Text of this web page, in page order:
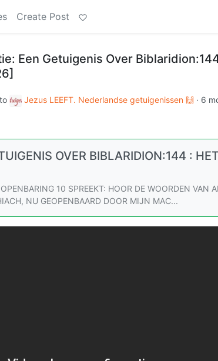
Create Post
Een Getuigenis Over
to Jezus LEEFT. Nederlandse getuigenissen 🙌 · 6
OVER BIBLARIDION:144 :
10 SPREEKT: HOOR DE WOORDEN VAN
NU GEOPENBAARD DOOR MIJN MAC...